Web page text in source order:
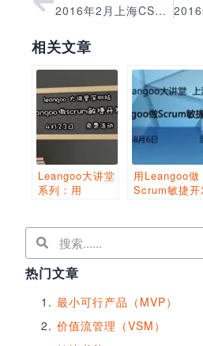
2016年2月上海CSM认证课圆满结束
相关文章
Leangoo大讲堂
系列：用
实战—深圳站
用Leangoo做
Scrum敏捷开
热门文章
最小可行产品（MVP）
价值流管理（VSM）